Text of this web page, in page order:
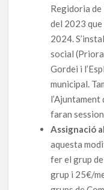
Regidoria de
del 2023 que
2024.
social
Gordei i
municipal.
l’Ajuntament
faran
Assignació
aquesta
fer el grup
grup i 25€/